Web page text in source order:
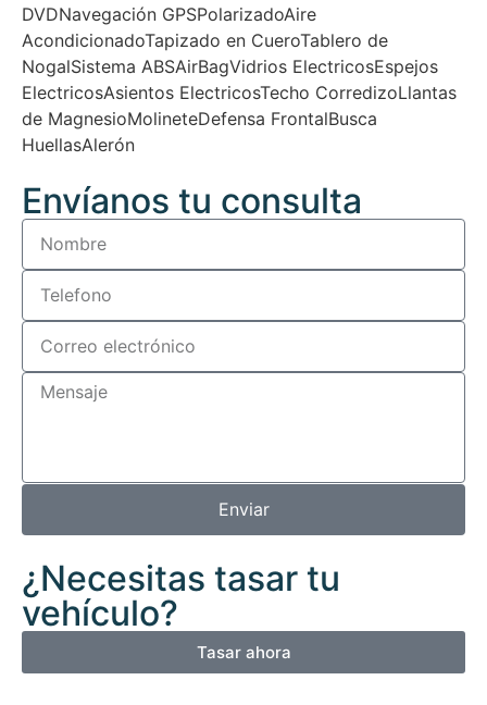
DVDNavegación GPSPolarizadoAire
AcondicionadoTapizado en CueroTablero de
NogalSistema ABSAirBagVidrios ElectricosEspejos
ElectricosAsientos ElectricosTecho CorredizoLlantas
de MagnesioMolineteDefensa FrontalBusca
HuellasAlerón
Envíanos tu consulta
Enviar
¿Necesitas tasar tu
vehículo?
Tasar ahora